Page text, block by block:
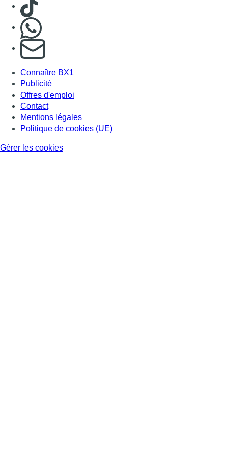
S'abonner à notre newsletter
Connaître BX1
Publicité
Offres d'emploi
Contact
Mentions légales
Politique de cookies (UE)
Gérer les cookies